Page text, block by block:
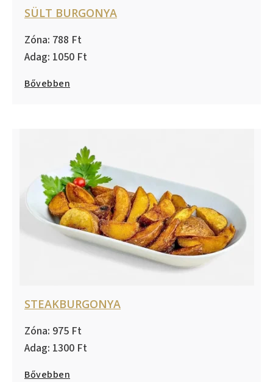
SÜLT BURGONYA
788
1050
Bővebben
STEAKBURGONYA
975
1300
Bővebben